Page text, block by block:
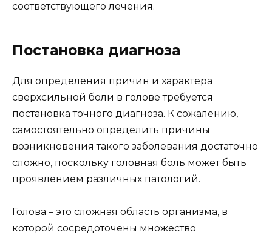
соответствующего лечения.
Постановка диагноза
Для определения причин и характера
сверхсильной боли в голове требуется
постановка точного диагноза. К сожалению,
самостоятельно определить причины
возникновения такого заболевания достаточно
сложно, поскольку головная боль может быть
проявлением различных патологий.
Голова – это сложная область организма, в
которой сосредоточены множество